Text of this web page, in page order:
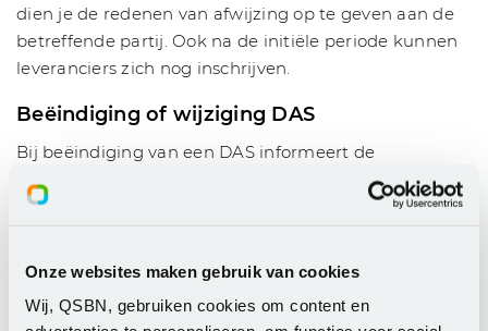
Onze websites maken gebruik van cookies
Wij, QSBN, gebruiken cookies om content en
dien je de redenen van afwijzing op te geven aan de
betreffende partij. Ook na de initiële periode kunnen
leveranciers zich nog inschrijven.
Beëindiging of wijziging DAS
Bij beëindiging van een DAS informeert de
aanbestedende dienst via het formulier, voor
aankondiging van een gegunde overheidsopdracht,
looptijd of scope wordt tijdig meegedeeld door
gebruik van het juiste formulier. Dit staat gelijk aan
een rectificatie, zoals ook bekend van een reguliere